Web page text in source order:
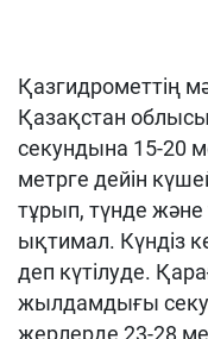
Қазгидрометтің
Қазақстан
секундына 15-20
метрге дейін
тұрып, түнде және
ықтимал. Күндіз
деп күтілуде.
жылдамдығы
жерлерде 23-28